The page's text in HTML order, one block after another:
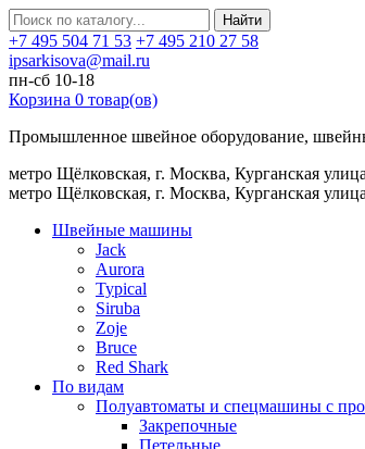
Найти
+7 495 504 71 53 +7 495 210 27 58
ipsarkisova@mail.ru
пн-сб 10-18
Корзина 0 товар(ов)
Промышленное швейное оборудование,
метро Щёлковская, г. Москва, Курганская
метро Щёлковская, г. Москва, Курганская
Швейные машины
Jack
Aurora
Typical
Siruba
Zoje
Bruce
Red Shark
По видам
Полуавтоматы и спецмашины с
Закрепочные
Петельные